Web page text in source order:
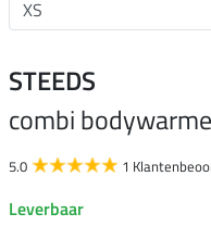
STEEDS
combi
5.0 1
Leverbaar